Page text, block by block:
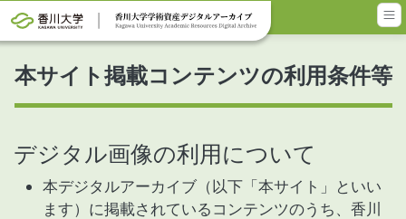
メインコンテンツに移動
本サイト掲載コンテンツの利用条件等
デジタル画像の利用について
本デジタルアーカイブ（以下「本サイト」といい
ます）に掲載されているコンテンツのうち、香川